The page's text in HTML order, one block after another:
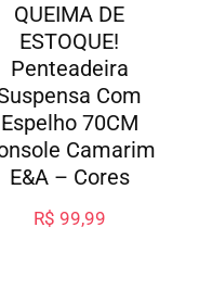
QUEIMA DE
ESTOQUE!
Penteadeira
Com
Espelho 70CM
Camarim
E&A – Cores
R$ 99,99